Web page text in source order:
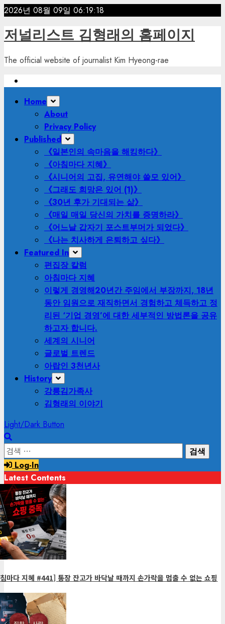
Skip
content
2026년 08월 09일 06:19:20
저널리스트 김형래의 홈페이지
The official website of journalist Kim Hyeong-rae
PrimaryHome
About
Privacy Policy
Published
《일본인의 속마음을 해킹하다》
《아침마다 지혜》
《시니어의 고집, 유연해야 쓸모 있어》
《그래도 희망은 있어 (1)》
《30년 후가 기대되는 삶》
《매일 매일 당신의 가치를 증명하라》
《어느날 갑자기 포스트부머가 되었다》
《나는 치사하게 은퇴하고 싶다》
Featured In
편집장 칼럼
아침마다 지혜
이렇게 경영해20년간 주임에서 부장까지, 18년
동안 임원으로 재직하면서 경험하고 체득하고 정
리된 ‘기업 경영’에 대한 세부적인 방법론을 공유
하고자 합니다.
세계의 시니어
글로벌 트렌드
아랍인 3천년사
History
강릉김가족사
김형래의 이야기
Light/Dark Button
검
색:Log-In
Latest Contents
마다 지혜 #441] 통장 잔고가 바닥날 때까지 손가락을 멈출 수 없는 쇼핑